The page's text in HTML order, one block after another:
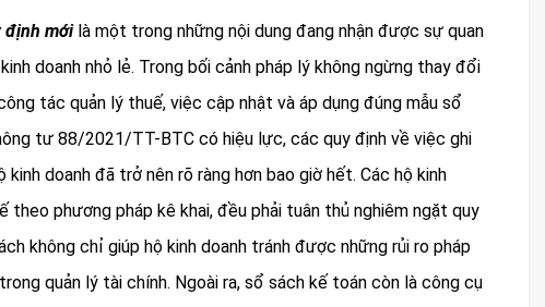
định mớilà một trong những nội dung đang nhận được sự quan
doanh nhỏ lẻ. Trong bối cảnh pháp lý không ngừng thay đổi
tác quản lý thuế, việc cập nhật và áp dụng đúng mẫu sổ
tư 88/2021/TT-BTC có hiệu lực, các quy định về việc ghi
doanh đã trở nên rõ ràng hơn bao giờ hết. Các hộ kinh
theo phương pháp kê khai, đều phải tuân thủ nghiêm ngặt quy
không chỉ giúp hộ kinh doanh tránh được những rủi ro pháp
quản lý tài chính. Ngoài ra, sổ sách kế toán còn là công cụ